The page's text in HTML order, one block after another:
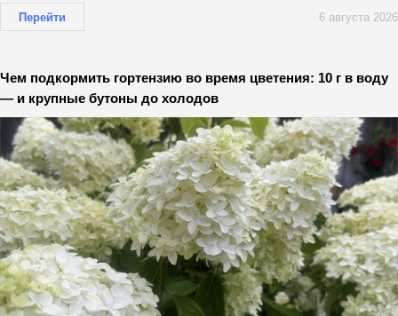
Перейти 6 августа 2026
Чем подкормить гортензию во время цветения: 10 г в воду
— и крупные бутоны до холодов